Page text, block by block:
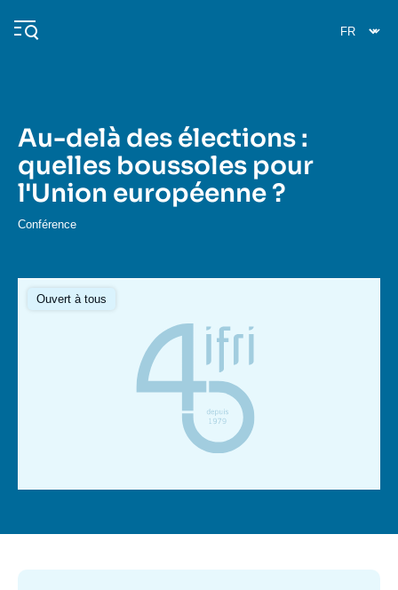
au
contenu
Navigation
principale
L'Ifri
Se connecter
Nous soutenir
À propos de l'Ifri Recherches fréquentes
Au-delà des élections :
quelles boussoles pour
l'Union européenne ?
Conférence
Ouvert à tous